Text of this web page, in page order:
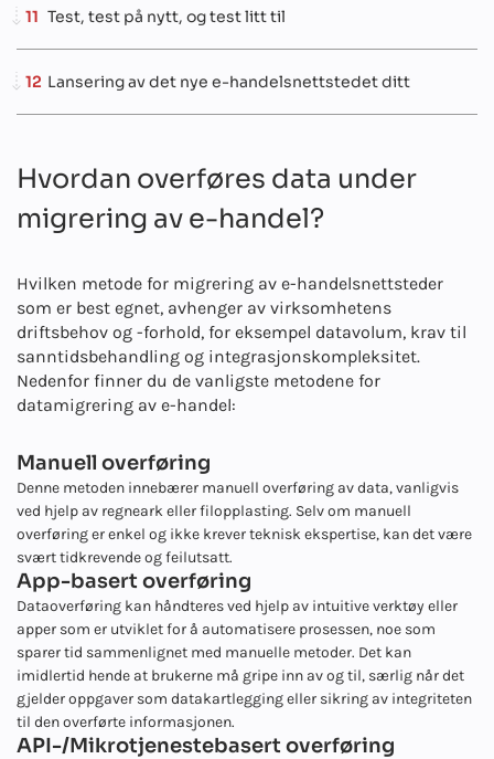
11 Test, test på nytt, og test litt til
12 Lansering av det nye e-handelsnettstedet ditt
Hvordan overføres data under
migrering av e-handel?
Hvilken metode for migrering av e-handelsnettsteder
som er best egnet, avhenger av virksomhetens
driftsbehov og -forhold, for eksempel datavolum, krav til
sanntidsbehandling og integrasjonskompleksitet.
Nedenfor finner du de vanligste metodene for
datamigrering av e-handel:
Manuell overføring
Denne metoden innebærer manuell overføring av data, vanligvis
ved hjelp av regneark eller filopplasting. Selv om manuell
overføring er enkel og ikke krever teknisk ekspertise, kan det være
svært tidkrevende og feilutsatt.
App-basert overføring
Dataoverføring kan håndteres ved hjelp av intuitive verktøy eller
apper som er utviklet for å automatisere prosessen, noe som
sparer tid sammenlignet med manuelle metoder. Det kan
imidlertid hende at brukerne må gripe inn av og til, særlig når det
gjelder oppgaver som datakartlegging eller sikring av integriteten
til den overførte informasjonen.
API-/Mikrotjenestebasert overføring